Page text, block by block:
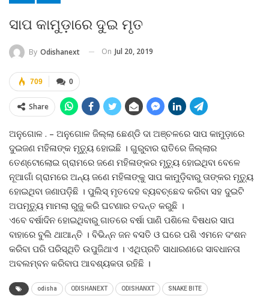
ସାପ କାମୁଡ଼ାରେ ଦୁଇ ମୃତ
By Odishanext On Jul 20, 2019
0
709
Share
ଅନୁଗୋଳ . – ଅନୁଗୋଳ ଜିଲ୍ଲା ଛେଣ୍ଡି ଦା ଅଞ୍ଚଳରେ ସାପ କାମୁଡ଼ାରେ
ଦୁଇଜଣ ମହିଳାଙ୍କ ମୃତ୍ୟୁ ହୋଇଛି । ଗୁରୁବାର ରାତିରେ ଜିଲ୍ଲାର
ତେଣ୍ଟୋଲୋଇ ଗ୍ରାମରେ ଜଣେ ମହିଳାଙ୍କର ମୃତ୍ୟୁ ହୋଇଥିବା ବେଳେ
ନୂଆଗାଁ ଗ୍ରାମରେ ଅନ୍ୟ ଜଣେ ମହିଳାଙ୍କୁ ସାପ କାମୁଡ଼ିବାରୁ ତାଙ୍କର ମୃତ୍ୟୁ
ହୋଇଥିବା ଜଣାପଡ଼ିଛି । ପୁଲିସ୍‍ ମୃତଦେହ ବ୍ୟବଚ୍ଛେଦ କରିବା ସହ ଦୁଇଟି
ଅପମୃତ୍ୟୁ ମାମଲା ରୁଜୁ କରି ଘଟଣାର ତଦନ୍ତ କରୁଛି ।
ଏବେ ବର୍ଷାଦିନ ହୋଇଥିବାରୁ ଗାତରେ ବର୍ଷା ପାଣି ପଶିଲେ ବିଷଧର ସାପ
ବାହାରେ ବୁଲି ଥାଆନ୍ତି । ବିଭିନ୍ନ ଜନ ବସତି ଓ ଘରେ ପଶି ଏମନେ ଦଂଶନ
କରିବା ପରି ପରିସ୍ଥିତି ଉପୁଜିଥାଏ । ଏଥିପ୍ରତି ସାଧାରଣରେ ସାବଧାନତା
ଅବଲମ୍ବନ କରିବାପ ଆବଶ୍ୟକତା ରହିଛି ।
odisha ODISHANEXT ODISHANXT SNAKE BITE